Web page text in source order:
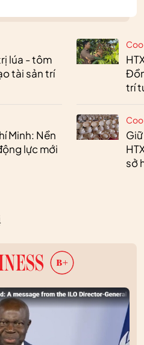
lúa - tôm
tài sản trí
Minh: Nền
lực mới
trí
sở